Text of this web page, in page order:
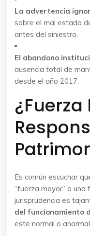
La advertencia
sobre el mal estado
antes del siniestro.
El abandono
ausencia total de
desde el año 2017.
Es común escuchar
“fuerza mayor” o
jurisprudencia es
del funcionamiento
este normal o